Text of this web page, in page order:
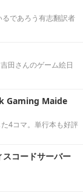
であろう有志翻訳者
田さんのゲーム絵日
Gaming Maide
4コマ。単行本も好評
コードサーバー